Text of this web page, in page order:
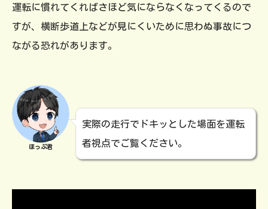
運転に慣れてくればさほど気にならなくなってくるので
すが、横断歩道上などが見にくいために思わぬ事故につ
ながる恐れがあります。
ほっぷ君
実際の走行でドキッとした場面を運転
者視点でご覧ください。